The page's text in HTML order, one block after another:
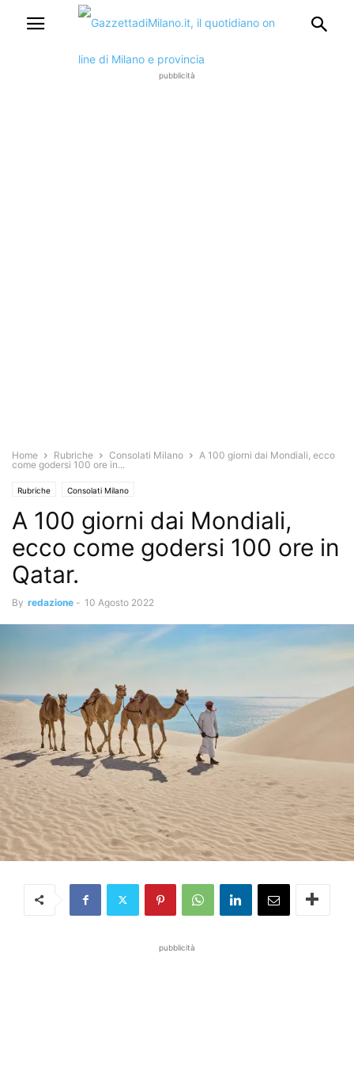
pubblicità
Home Rubriche Consolati Milano
A 100 giorni dai Mondiali, ecco
come godersi 100 ore in...
Rubriche Consolati Milano
A 100 giorni dai Mondiali,
ecco come godersi 100 ore in
Qatar.
By redazione - 10 Agosto 2022
pubblicità